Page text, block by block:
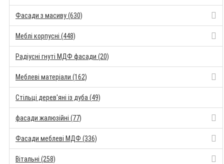
Фасади з масиву (630)
Меблі корпусні (448)
Радіусні гнуті МДФ фасади (20)
Меблеві матеріали (162)
Стільці дерев'яні із дуба (49)
фасади жалюзійні (77)
Фасади меблеві МДФ (336)
Вітальні (258)